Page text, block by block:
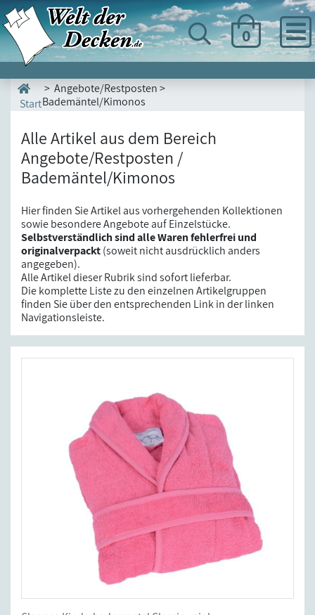
0
Start
> Angebote/Restposten >
Bademäntel/Kimonos
Alle Artikel aus dem Bereich
Angebote/Restposten /
Bademäntel/Kimonos
Hier finden Sie Artikel aus vorhergehenden Kollektionen
sowie besondere Angebote auf Einzelstücke.
Selbstverständlich sind alle Waren fehlerfrei und
originalverpackt(soweit nicht ausdrücklich anders
angegeben).
Alle Artikel dieser Rubrik sind sofort lieferbar.
Die komplette Liste zu den einzelnen Artikelgruppen
finden Sie über den entsprechenden Link in der linken
Navigationsleiste.